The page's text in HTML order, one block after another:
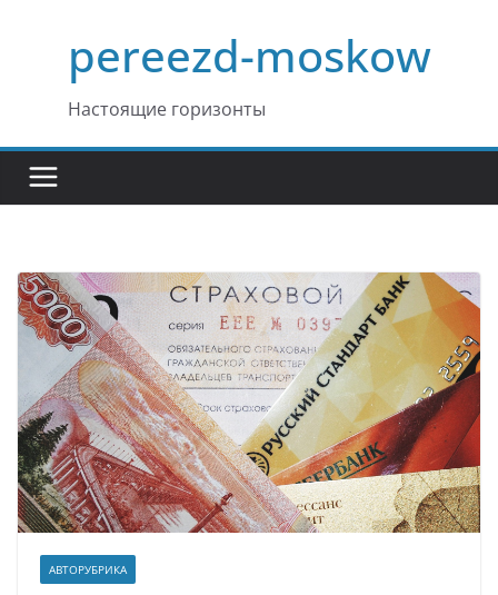
содержимомуpereezd-moskow
Настоящие горизонты
АВТОРУБРИКА